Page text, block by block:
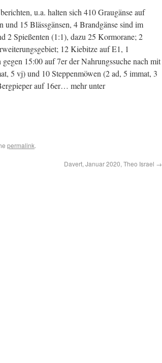
u.a. halten sich 410 Graugänse auf
und 15 Blässgänsen, 4 Brandgänse sind im
2 Spießenten (1:1), dazu 25 Kormorane; 2
12 Kiebitze auf E1, 1
15:00 auf 7er der Nahrungssuche nach mit
5 vj) und 10 Steppenmöwen (2 ad, 5 immat, 3
auf 16er… mehr unter
permalink.
Davert, Januar 2020, Theo Israel →